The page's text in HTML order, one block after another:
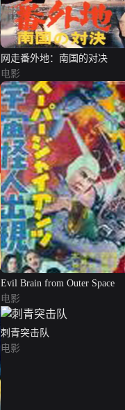
网走番外地：南国的对决
电影
Evil Brain from Outer Space
电影
刺青突击队
电影